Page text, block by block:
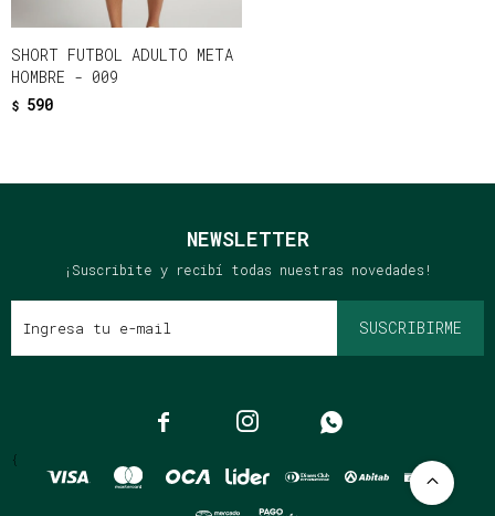
SHORT FUTBOL ADULTO META
HOMBRE - 009
$ 590
NEWSLETTER
¡Suscribite y recibí todas nuestras novedades!
SUSCRIBIRME
  
{